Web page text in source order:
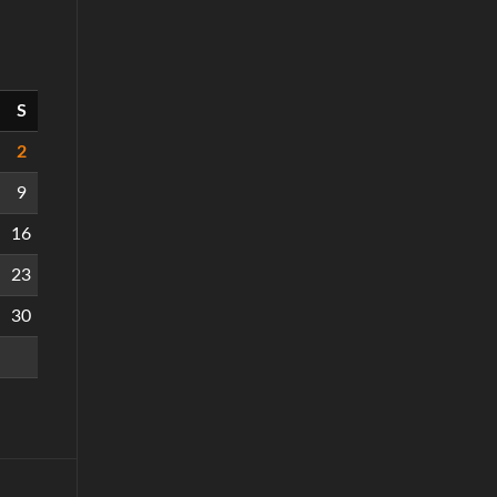
S
2
9
16
23
30